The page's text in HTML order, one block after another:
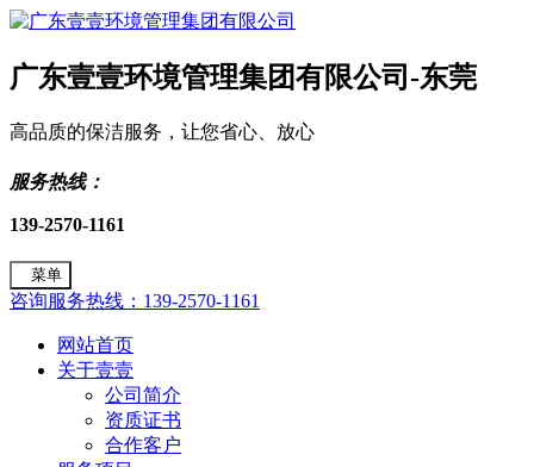
广东壹壹环境管理集团有限公司-东莞
高品质的保洁服务，让您省心、放心
服务热线：
139-2570-1161
菜单
咨询服务热线：139-2570-1161
网站首页
关于壹壹
公司简介
资质证书
合作客户